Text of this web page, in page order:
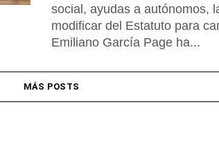
social, ayudas a autónomos,
modificar del Estatuto para
Emiliano García Page ha...
MÁS POSTS